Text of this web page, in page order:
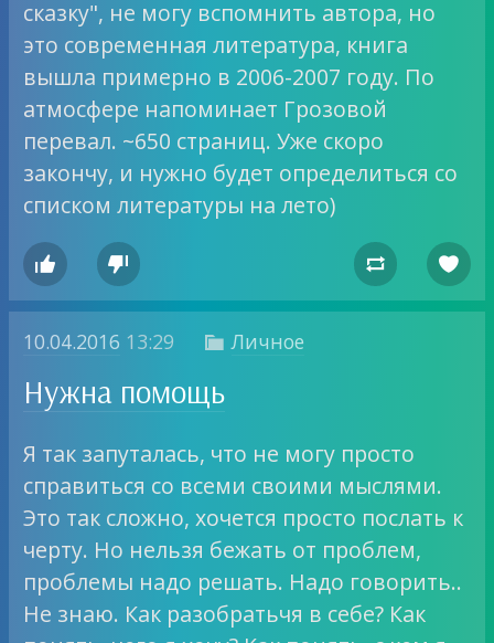
сказку", не могу вспомнить автора, но
это современная литература, книга
вышла примерно в 2006-2007 году. По
атмосфере напоминает Грозовой
перевал. ~650 страниц. Уже скоро
закончу, и нужно будет определиться со
списком литературы на лето)
   
10.04.2016 13:29  Личное
Нужна помощь
Я так запуталась, что не могу просто
справиться со всеми своими мыслями.
Это так сложно, хочется просто послать к
черту. Но нельзя бежать от проблем,
проблемы надо решать. Надо говорить..
Не знаю. Как разобратьчя в себе? Как